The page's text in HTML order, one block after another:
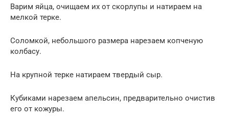
Варим яйца, очищаем их от скорлупы и натираем на
мелкой терке.
Соломкой, небольшого размера нарезаем копченую
колбасу.
На крупной терке натираем твердый сыр.
Кубиками нарезаем апельсин, предварительно очистив
его от кожуры.